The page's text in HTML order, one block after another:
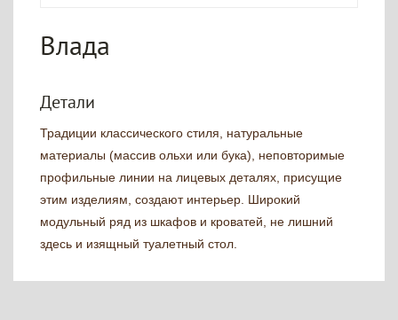
Влада
Детали
Традиции классического стиля, натуральные
материалы (массив ольхи или бука), неповторимые
профильные линии на лицевых деталях, присущие
этим изделиям, создают интерьер. Широкий
модульный ряд из шкафов и кроватей, не лишний
здесь и изящный туалетный стол.